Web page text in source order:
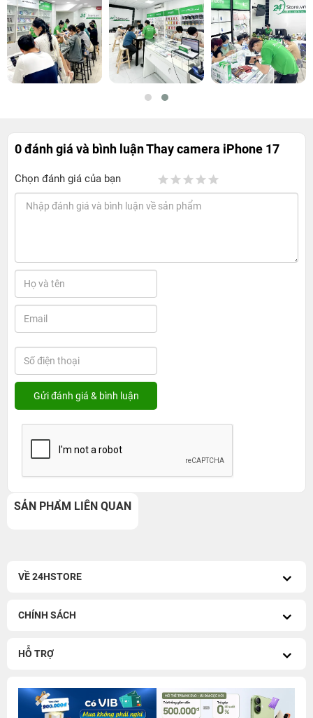
0 đánh giá và bình luậnThay camera iPhone 17
Chọn đánh giá của bạn
SẢN PHẨM LIÊN QUAN
VỀ 24HSTORE
CHÍNH SÁCH
HỖ TRỢ